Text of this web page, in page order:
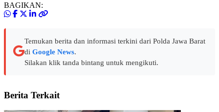
BAGIKAN:
Temukan berita dan informasi terkini dari Polda Jawa Barat
di Google News.
Silakan klik tanda bintang untuk mengikuti.
Berita Terkait